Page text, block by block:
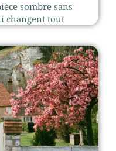
sombre sans
changent tout